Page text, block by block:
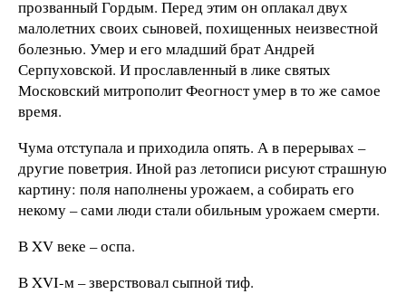
прозванный Гордым. Перед этим он оплакал двух
малолетних своих сыновей, похищенных неизвестной
болезнью. Умер и его младший брат Андрей
Серпуховской. И прославленный в лике святых
Московский митрополит Феогност умер в то же самое
время.
Чума отступала и приходила опять. А в перерывах –
другие поветрия. Иной раз летописи рисуют страшную
картину: поля наполнены урожаем, а собирать его
некому – сами люди стали обильным урожаем смерти.
В XV веке – оспа.
В XVI-м – зверствовал сыпной тиф.